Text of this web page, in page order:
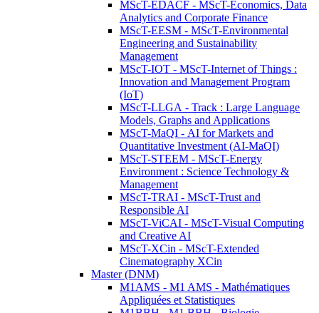
MScT-EDACF - MScT-Economics, Data
Analytics and Corporate Finance
MScT-EESM - MScT-Environmental
Engineering and Sustainability
Management
MScT-IOT - MScT-Internet of Things :
Innovation and Management Program
(IoT)
MScT-LLGA - Track : Large Language
Models, Graphs and Applications
MScT-MaQI - AI for Markets and
Quantitative Investment (AI-MaQI)
MScT-STEEM - MScT-Energy
Environment : Science Technology &
Management
MScT-TRAI - MScT-Trust and
Responsible AI
MScT-ViCAI - MScT-Visual Computing
and Creative AI
MScT-XCin - MScT-Extended
Cinematography XCin
Master (DNM)
M1AMS - M1 AMS - Mathématiques
Appliquées et Statistiques